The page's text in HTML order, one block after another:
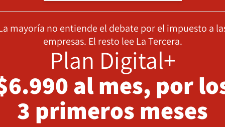
mayoría no entiende el debate por el impuesto a
empresas. El resto lee La Tercera.
Plan Digital+
al mes, por
3 primeros meses